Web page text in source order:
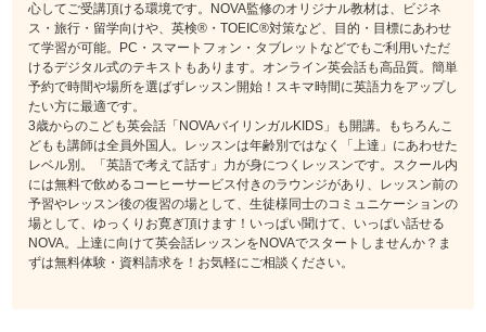
心してご受講頂ける環境です。NOVA監修のオリジナル教材は、ビジネ
ス・旅行・留学向けや、英検®・TOEIC®対策など、目的・目標にあわせ
て学習が可能。PC・スマートフォン・タブレットなどでもご利用いただ
けるデジタル式のテキストもあります。オンライン英会話も高品質。簡単
予約で時間や場所を選ばずレッスン開始！スキマ時間に英語力をアップし
たい方に最適です。
3歳からのこども英会話「NOVAバイリンガルKIDS」も開講。もちろんこ
どもも講師は全員外国人。レッスンは年齢別ではなく「上達」にあわせた
レベル別。「英語で考えて話す」力が身につくレッスンです。スクール内
には無料で飲めるコーヒーサービス付きのラウンジがあり、レッスン前の
予習やレッスン後の復習の場として、生徒様同士のコミュニケーションの
場として、ゆっくりお寛ぎ頂けます！いっぱい聞けて、いっぱい話せる
NOVA。上達に向けて英会話レッスンをNOVAでスタートしませんか？ま
ずは無料体験・資料請求を！お気軽にご相談ください。